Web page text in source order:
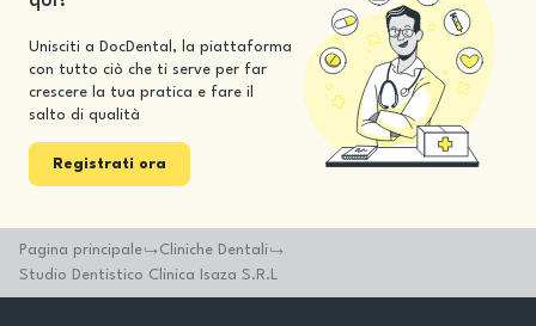
Unisciti a DocDental, la piattaforma
con tutto ciò che ti serve per far
crescere la tua pratica e fare il
salto di qualità
Registrati ora
Pagina principale
Cliniche Dentali
Studio Dentistico Clinica Isaza S.R.L